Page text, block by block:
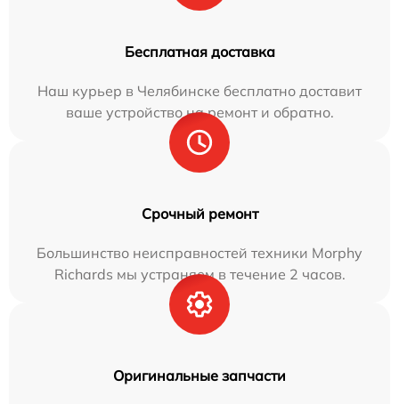
Бесплатная доставка
Наш курьер в Челябинске бесплатно доставит
ваше устройство на ремонт и обратно.
Срочный ремонт
Большинство неисправностей техники Morphy
Richards мы устраняем в течение 2 часов.
Оригинальные запчасти